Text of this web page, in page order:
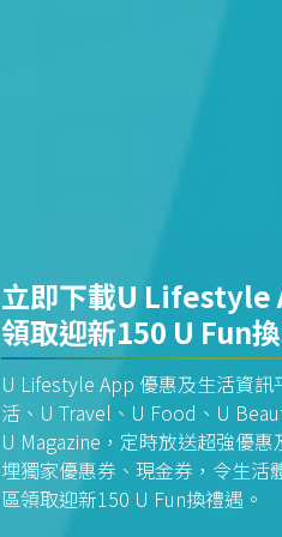
立即下載U Lifestyle
領取迎新150 U Fun
U Lifestyle App 優惠及生活資
活、U Travel、U Food、U
U Magazine，定時放送超強優
埋獨家優惠券、現金券，令生
區領取迎新150 U Fun換禮遇。